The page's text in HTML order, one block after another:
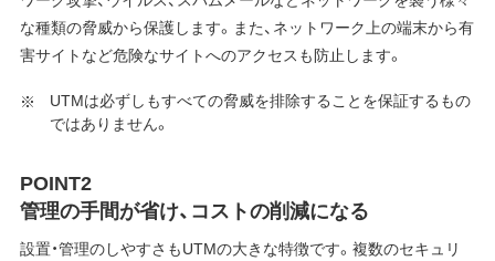
な種類の脅威から保護します。また、ネットワーク上の端末から有
害サイトなど危険なサイトへのアクセスも防止します。
UTMは必ずしもすべての脅威を排除することを保証するもの
ではありません。
POINT2
管理の手間が省け、コストの削減になる
設置・管理のしやすさもUTMの大きな特徴です。複数のセキュリ